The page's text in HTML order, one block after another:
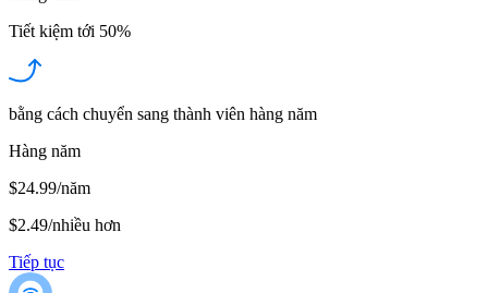
Tiết kiệm tới 50%
bằng cách chuyển sang thành viên hàng năm
Hàng năm
$24.99/năm
$2.49/nhiều hơn
Tiếp tục